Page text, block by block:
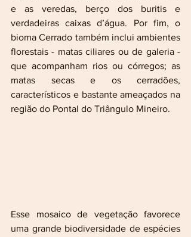
e as veredas, berço dos buritis e
verdadeiras caixas d’água. Por fim, o
bioma Cerrado também inclui ambientes
florestais - matas ciliares ou de galeria -
que acompanham rios ou córregos; as
matas secas e os cerradões,
característicos e bastante ameaçados na
região do Pontal do Triângulo Mineiro.
Esse mosaico de vegetação favorece
uma grande biodiversidade de espécies